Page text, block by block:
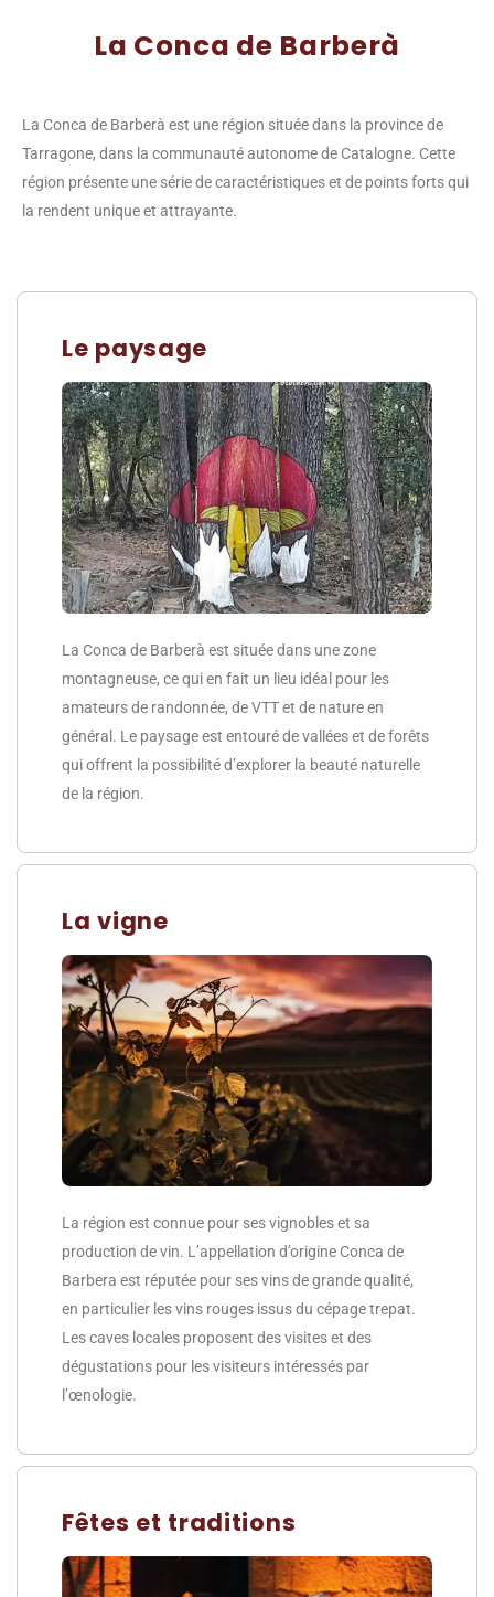
La Conca de Barberà
La Conca de Barberà est une région située dans la province de
Tarragone, dans la communauté autonome de Catalogne. Cette
région présente une série de caractéristiques et de points forts qui
la rendent unique et attrayante.
Le paysage
La Conca de Barberà est située dans une zone
montagneuse, ce qui en fait un lieu idéal pour les
amateurs de randonnée, de VTT et de nature en
général. Le paysage est entouré de vallées et de forêts
qui offrent la possibilité d’explorer la beauté naturelle
de la région.
La vigne
La région est connue pour ses vignobles et sa
production de vin. L’appellation d’origine Conca de
Barbera est réputée pour ses vins de grande qualité,
en particulier les vins rouges issus du cépage trepat.
Les caves locales proposent des visites et des
dégustations pour les visiteurs intéressés par
l’œnologie.
Fêtes et traditions